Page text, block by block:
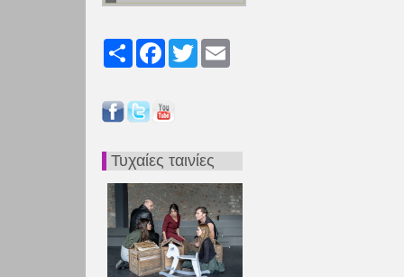
Share FacebookTwitter
Τυχαίες ταινίες